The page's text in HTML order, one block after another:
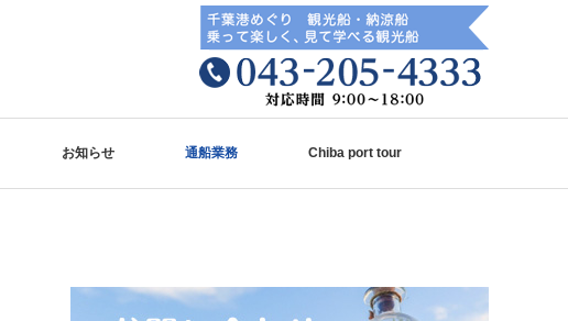
お知らせ 通船業務 Chiba port tour